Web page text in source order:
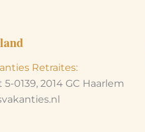
Retraites:
0139, 2014 GC Haarlem